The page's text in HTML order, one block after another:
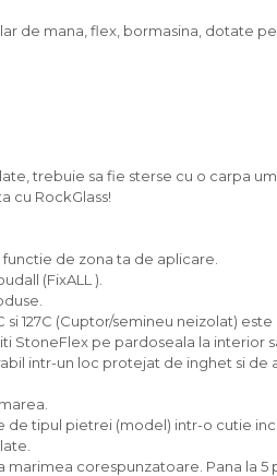
de mana, flex, bormasina, dotate
trebuie sa fie sterse cu o carpa
cu RockGlass!
de zona ta de aplicare.
(FixALL ).
127C (Cuptor/semineu neizolat)
pe pardoseala la interior
intr-un loc protejat de inghet si
de tipul pietrei (model) intr-o cutie
marimea corespunzatoare. Pana la